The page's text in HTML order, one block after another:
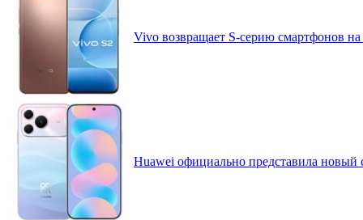
Vivo возвращает S-серию смартфонов
Huawei официально представила